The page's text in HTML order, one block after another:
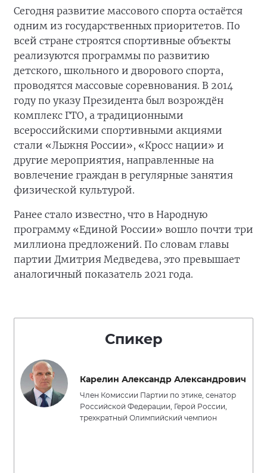
Сегодня развитие массового спорта остаётся
одним из государственных приоритетов. По
всей стране строятся спортивные объекты
реализуются программы по развитию
детского, школьного и дворового спорта,
проводятся массовые соревнования. В 2014
году по указу Президента был возрождён
комплекс ГТО, а традиционными
всероссийскими спортивными акциями
стали «Лыжня России», «Кросс нации» и
другие мероприятия, направленные на
вовлечение граждан в регулярные занятия
физической культурой.
Ранее стало известно, что в Народную
программу «Единой России» вошло почти три
миллиона предложений. По словам главы
партии Дмитрия Медведева, это превышает
аналогичный показатель 2021 года.
Спикер
Карелин Александр Александрович
Член Комиссии Партии по этике, сенатор
Российской Федерации, Герой России,
трехкратный Олимпийский чемпион